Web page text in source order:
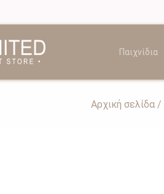
Παιχνίδια
Αρχική σελίδα/